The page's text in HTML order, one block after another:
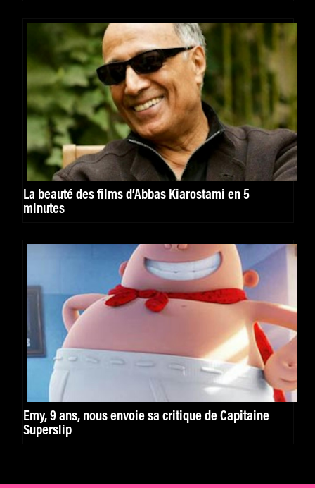
La beauté des films d’Abbas Kiarostami en 5
minutes
Emy, 9 ans, nous envoie sa critique de Capitaine
Superslip